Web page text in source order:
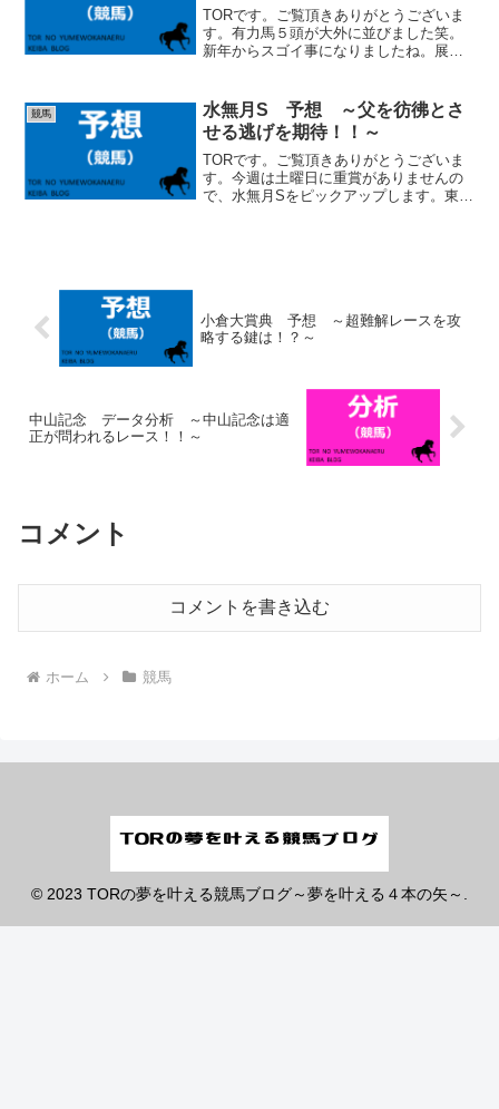
TORです。ご覧頂きありがとうございま
す。有力馬５頭が大外に並びました笑。
新年からスゴイ事になりましたね。展開
スパレード、シンリョクカは外でも下げ
る事はしないと思います...
競馬
水無月S 予想 ～父を彷彿とさ
せる逃げを期待！！～
TORです。ご覧頂きありがとうございま
す。今週は土曜日に重賞がありませんの
で、水無月Sをピックアップします。東京
小倉大賞典 予想 ～超難解レースを攻
略する鍵は！？～
中山記念 データ分析 ～中山記念は適
正が問われるレース！！～
コメント
コメントを書き込む
ホーム 競馬
© 2023 TORの夢を叶える競馬ブログ～夢を叶える４本の矢～.